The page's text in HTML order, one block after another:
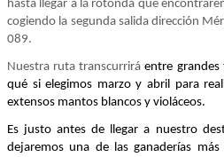
hasta llegar a la rotonda que
cogiendo la segunda salida dirección
089.
Nuestra ruta transcurriráentre grandes
qué si elegimos marzo y abril para
extensos mantos blancos y violáceos.
Es justo antes de llegar a nuestro
dejaremos una de las ganaderías